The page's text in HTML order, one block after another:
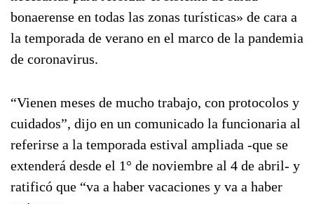
bonaerense en todas las zonas turísticas» de cara a
la temporada de verano en el marco de la pandemia
de coronavirus.
“Vienen meses de mucho trabajo, con protocolos y
cuidados”, dijo en un comunicado la funcionaria al
referirse a la temporada estival ampliada -que se
extenderá desde el 1° de noviembre al 4 de abril- y
ratificó que “va a haber vacaciones y va a haber